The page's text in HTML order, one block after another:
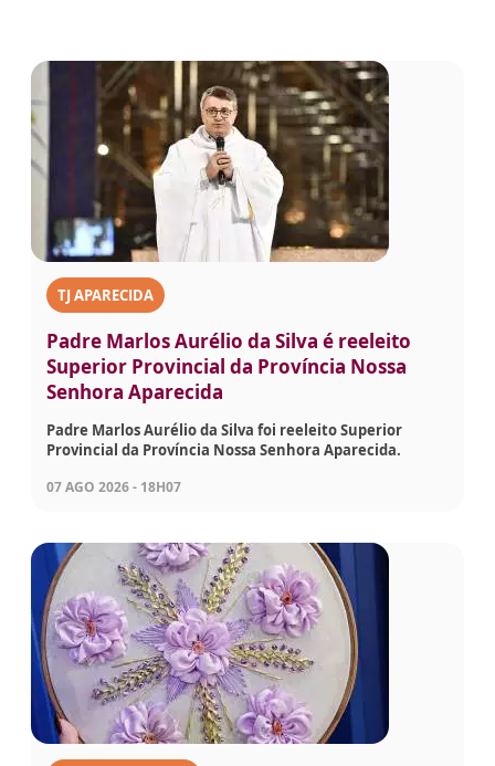
TJ APARECIDA
Padre Marlos Aurélio da Silva é reeleito
Superior Provincial da Província Nossa
Senhora Aparecida
Padre Marlos Aurélio da Silva foi reeleito Superior
Provincial da Província Nossa Senhora Aparecida.
07 AGO 2026 - 18H07